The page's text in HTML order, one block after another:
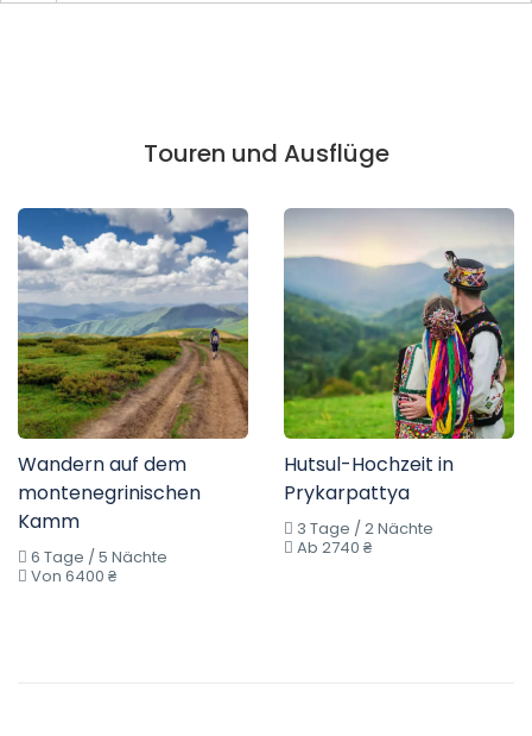
Touren und Ausflüge
Wandern auf dem
montenegrinischen
Kamm
6 Tage / 5 Nächte
Von 6400 ₴
Hutsul-Hochzeit in
Prykarpattya
3 Tage / 2 Nächte
Ab 2740 ₴